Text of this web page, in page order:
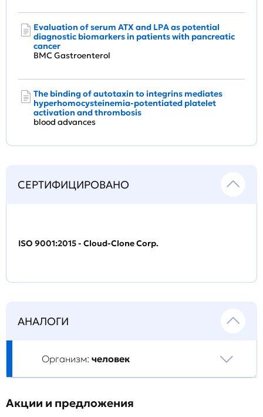
Evaluation of serum ATX and LPA as potential
diagnostic biomarkers in patients with pancreatic
cancer
BMC Gastroenterol
The binding of autotaxin to integrins mediates
hyperhomocysteinemia-potentiated platelet
activation and thrombosis
blood advances
СЕРТИФИЦИРОВАНО
ISO 9001:2015 - Cloud-Clone Corp.
АНАЛОГИ
Организм: человек
Акции и предложения